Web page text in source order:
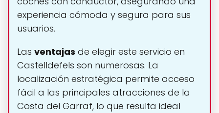
experiencia cómoda y segura para sus
usuarios.
Las ventajas de elegir este servicio en
Castelldefels son numerosas. La
localización estratégica permite acceso
fácil a las principales atracciones de la
Costa del Garraf, lo que resulta ideal